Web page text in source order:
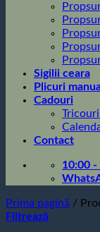
Sigilii ceara
Plicuri
Cadouri
Contact
10:00 -
Prima pagină /
Filtrează